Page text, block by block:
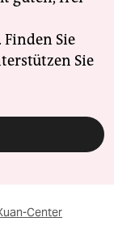
Sie
Sie
Center